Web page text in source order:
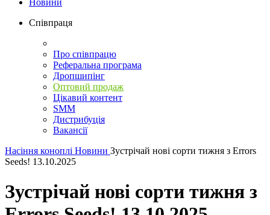
Новини
Співпраця
Про співпрацю
Реферальна програма
Дропшипінг
Оптовий продаж
Цікавий контент
SMM
Дистрибуція
Вакансії
Насіння коноплі Новини Зустрічай нові сорти тижня з Errors
Seeds! 13.10.2025
Зустрічай нові сорти тижня з